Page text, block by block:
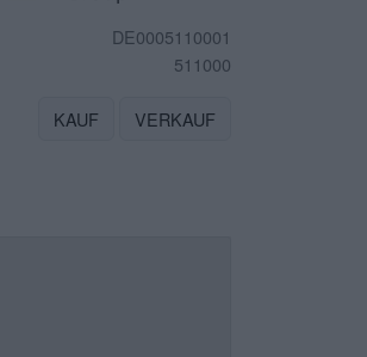
DE0005110001
511000
KAUF VERKAUF